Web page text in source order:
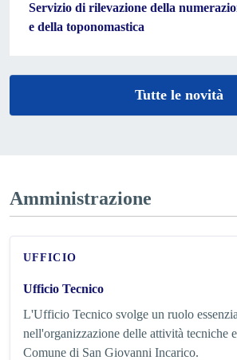
Servizio di rilevazione della
e della toponomastica
Tutte le novità
Amministrazione
UFFICIO
Ufficio Tecnico
L'Ufficio Tecnico svolge un ruolo
nell'organizzazione delle attività tecniche
Comune di San Giovanni Incarico.